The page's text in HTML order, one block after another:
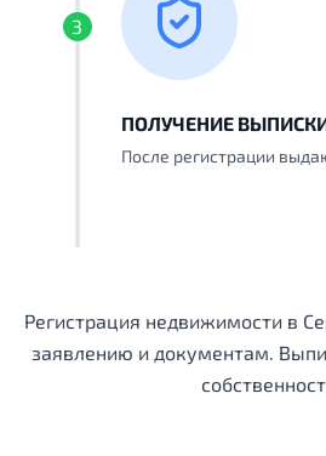
3
ПОЛУЧЕНИЕ
После регистрации
Регистрация недвижимости в
заявлению и документам.